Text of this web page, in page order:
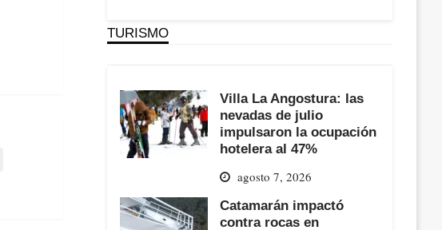
TURISMO
Villa La Angostura: las
nevadas de julio
impulsaron la ocupación
hotelera al 47%
agosto 7, 2026
Catamarán impactó
contra rocas en